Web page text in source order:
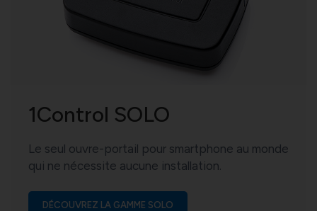
1Control SOLO
Le seul ouvre-portail pour smartphone au monde
qui ne nécessite aucune installation.
DÉCOUVREZ LA GAMME SOLO